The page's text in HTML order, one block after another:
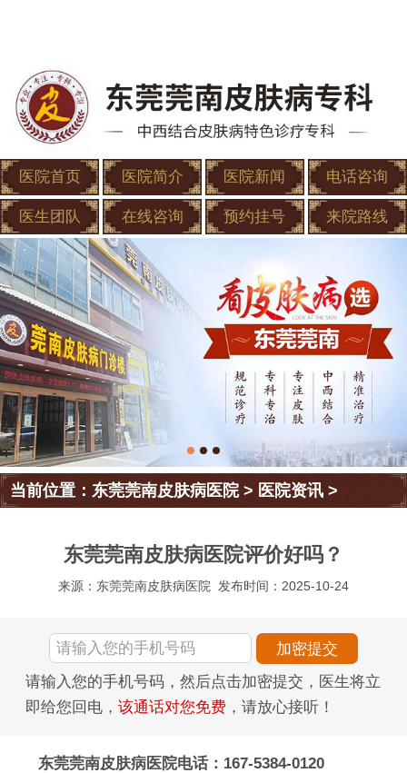
医院首页 医院简介 医院新闻 电话咨询
医生团队 在线咨询 预约挂号 来院路线
当前位置：东莞莞南皮肤病医院> 医院资讯 >
东莞莞南皮肤病医院评价好吗？
来源：东莞莞南皮肤病医院 发布时间：2025-10-24
请输入您的手机号码，然后点击加密提交，医生将立
即给您回电， 该通话对您免费 ，请放心接听！
东莞莞南皮肤病医院电话：167-5384-0120